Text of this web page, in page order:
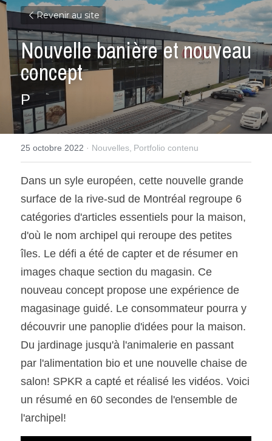
Revenir au site
Nouvelle banière et nouveau
concept
P
25 octobre 2022 · Nouvelles, Portfolio contenu
Dans un syle européen, cette nouvelle grande
surface de la rive-sud de Montréal regroupe 6
catégories d'articles essentiels pour la maison,
d'où le nom archipel qui reroupe des petites
îles. Le défi a été de capter et de résumer en
images chaque section du magasin. Ce
nouveau concept propose une expérience de
magasinage guidé. Le consommateur pourra y
découvrir une panoplie d'idées pour la maison.
Du jardinage jusqu'à l'animalerie en passant
par l'alimentation bio et une nouvelle chaise de
salon! SPKR a capté et réalisé les vidéos. Voici
un résumé en 60 secondes de l'ensemble de
l'archipel!